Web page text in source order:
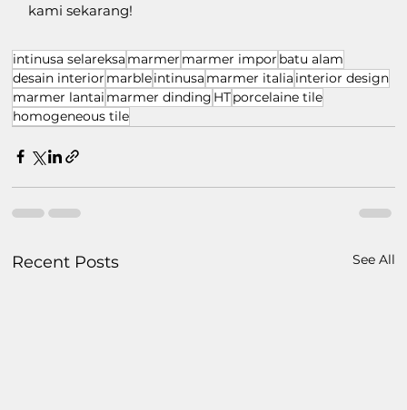
kami sekarang!
intinusa selareksa marmer marmer impor batu alam
desain interior marbleintinusa marmer italia interior design
marmer lantai marmer dinding HTporcelaine tile
homogeneous tile
Recent Posts See All